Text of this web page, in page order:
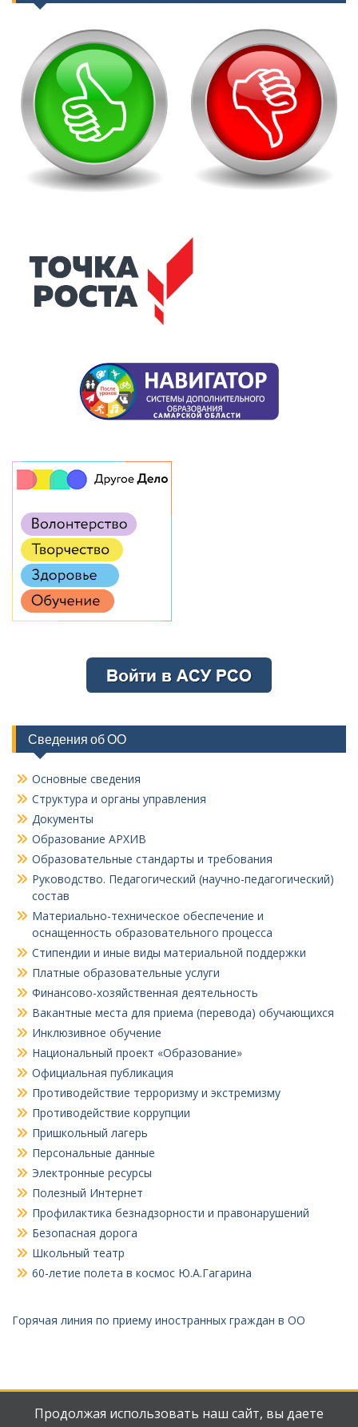
Сведения об ОО
Основные сведения
Структура и органы управления
Документы
Образование АРХИВ
Образовательные стандарты и требования
Руководство. Педагогический (научно-педагогический)
состав
Материально-техническое обеспечение и
оснащенность образовательного процесса
Стипендии и иные виды материальной поддержки
Платные образовательные услуги
Финансово-хозяйственная деятельность
Вакантные места для приема (перевода) обучающихся
Инклюзивное обучение
Национальный проект «Образование»
Официальная публикация
Противодействие терроризму и экстремизму
Противодействие коррупции
Пришкольный лагерь
Персональные данные
Электронные ресурсы
Полезный Интернет
Профилактика безнадзорности и правонарушений
Безопасная дорога
Школьный театр
60-летие полета в космос Ю.А.Гагарина
Горячая линия по приему иностранных граждан в ОО
Продолжая использовать наш сайт, вы даете